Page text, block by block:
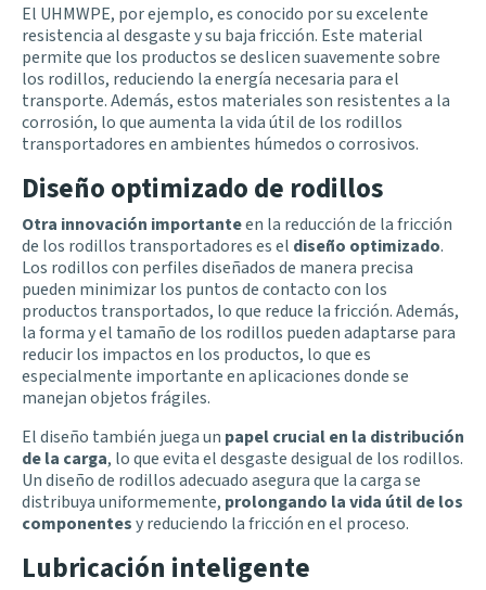
El UHMWPE, por ejemplo, es conocido por su excelente
resistencia al desgaste y su baja fricción. Este material
permite que los productos se deslicen suavemente sobre
los rodillos, reduciendo la energía necesaria para el
transporte. Además, estos materiales son resistentes a la
corrosión, lo que aumenta la vida útil de los rodillos
transportadores en ambientes húmedos o corrosivos.
Diseño optimizado de rodillos
Otra innovación importanteen la reducción de la fricción
de los rodillos transportadores es el diseño optimizado.
Los rodillos con perfiles diseñados de manera precisa
pueden minimizar los puntos de contacto con los
productos transportados, lo que reduce la fricción. Además,
la forma y el tamaño de los rodillos pueden adaptarse para
reducir los impactos en los productos, lo que es
especialmente importante en aplicaciones donde se
manejan objetos frágiles.
El diseño también juega un papel crucial en la distribución
de la carga, lo que evita el desgaste desigual de los rodillos.
Un diseño de rodillos adecuado asegura que la carga se
distribuya uniformemente, prolongando la vida útil de los
componentesy reduciendo la fricción en el proceso.
Lubricación inteligente